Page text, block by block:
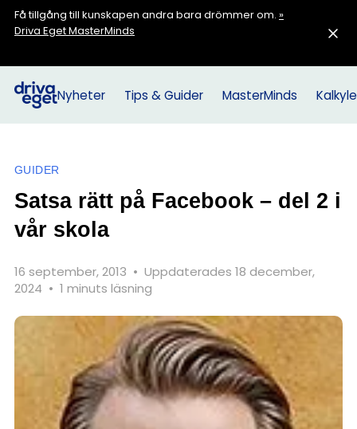
Få tillgång till kunskapen andra bara drömmer om. »
Driva Eget MasterMinds
Nyheter Tips & Guider MasterMinds
GUIDER
Satsa rätt på Facebook – del 2 i
vår skola
16 september, 2013 • Uppdaterades 18 december,
2024 • 1 minuts läsning